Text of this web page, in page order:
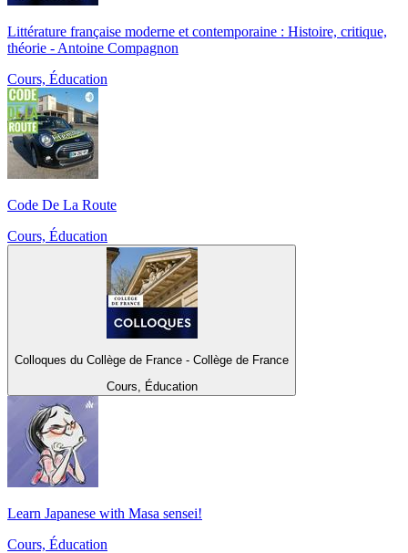
Littérature française moderne et contemporaine : Histoire, critique,
théorie - Antoine Compagnon
Cours, Éducation
Code De La Route
Cours, Éducation
Colloques du Collège de France - Collège de France
Cours, Éducation
Learn Japanese with Masa sensei!
Cours, Éducation